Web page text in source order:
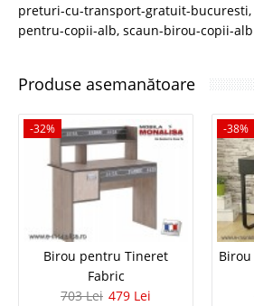
preturi-cu-transport-gratuit-bucuresti,
pentru-copii-alb, scaun-birou-copii-alb
Produse asemanătoare
-32%
Birou pentru Tineret
Fabric
703 Lei 479 Lei
-38%